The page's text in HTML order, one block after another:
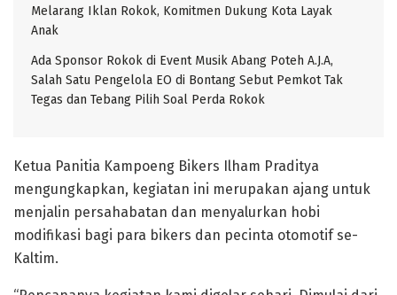
Melarang Iklan Rokok, Komitmen Dukung Kota Layak
Anak
Ada Sponsor Rokok di Event Musik Abang Poteh A.J.A,
Salah Satu Pengelola EO di Bontang Sebut Pemkot Tak
Tegas dan Tebang Pilih Soal Perda Rokok
Ketua Panitia Kampoeng Bikers Ilham Praditya
mengungkapkan, kegiatan ini merupakan ajang untuk
menjalin persahabatan dan menyalurkan hobi
modifikasi bagi para bikers dan pecinta otomotif se-
Kaltim.